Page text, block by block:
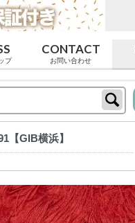
プ
CONTACT
お問い合わせ
【GIB横浜】